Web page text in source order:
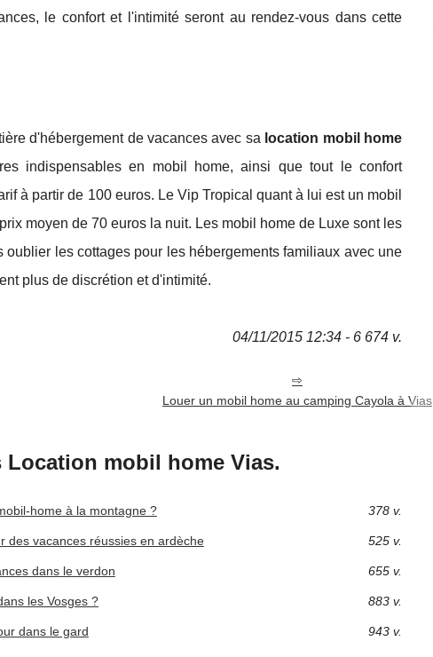
le confort et l'intimité seront au rendez-vous dans cette
d'hébergement de vacances avec sa location mobil home
indispensables en mobil home, ainsi que tout le confort
à partir de 100 euros. Le Vip Tropical quant à lui est un mobil
moyen de 70 euros la nuit. Les mobil home de Luxe sont les
les cottages pour les hébergements familiaux avec une
plus de discrétion et d'intimité.
04/11/2015 12:34 - 6 674 v.
Louer un mobil home au camping Cayola à Vias
mobil home Vias.
home à la montagne ? 378 v.
des vacances réussies en ardèche 525 v.
dans le verdon 655 v.
les Vosges ? 883 v.
dans le gard 943 v.